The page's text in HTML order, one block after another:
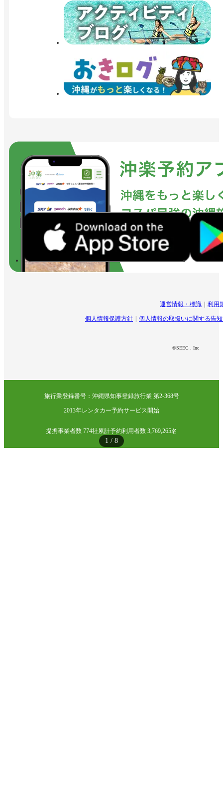
1 / 8
運営情報・標識 利用
個人情報保護方針 個人情報の取扱いに関する告
©SEEC . Inc
旅行業登録番号：沖縄県知事登録旅行業 第2-368号
2013年レンタカー予約サービス開始
提携事業者数 774社累計予約利用者数 3,769,265名